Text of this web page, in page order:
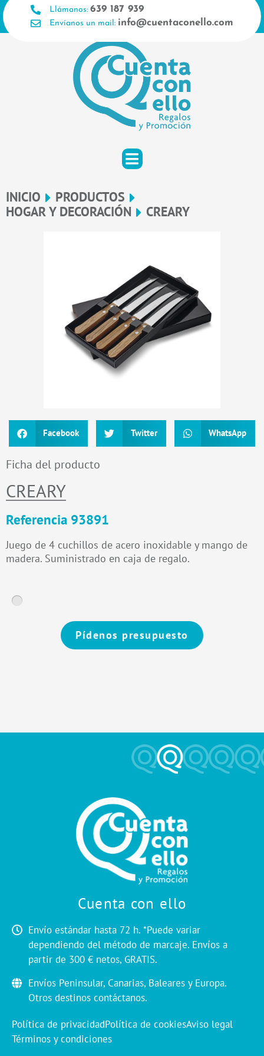
Ir
al
contenido
Llámanos: 639 187 939
Envíanos un mail: info@cuentaconello.com
INICIO
PRODUCTOS
HOGAR Y DECORACIÓN
CREARY
Facebook Twitter WhatsApp
Ficha del producto
CREARY
Referencia 93891
Juego de 4 cuchillos de acero inoxidable y mango de
madera. Suministrado en caja de regalo.
Pídenos presupuesto
Cuenta con ello
Envío estándar hasta 72 h. *Puede variar
dependiendo del método de marcaje. Envíos a
partir de 300 € netos, GRATIS.
Envíos Peninsular, Canarias, Baleares y Europa.
Otros destinos contáctanos.
Política de privacidadPolítica de cookiesAviso legal
Términos y condiciones